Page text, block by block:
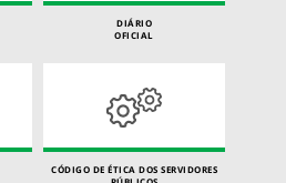
DIÁRIO
OFICIAL
CÓDIGO DE ÉTICA DOS SERVIDORES